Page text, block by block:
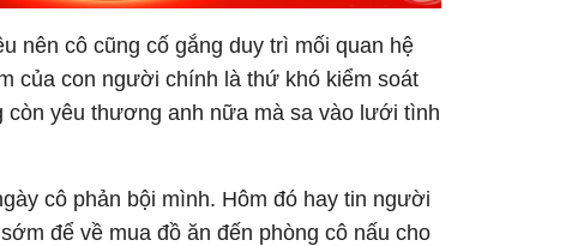
nên cô cũng cố gắng duy trì mối quan hệ
của con người chính là thứ khó kiểm soát
còn yêu thương anh nữa mà sa vào lưới tình
cô phản bội mình. Hôm đó hay tin người
để về mua đồ ăn đến phòng cô nấu cho